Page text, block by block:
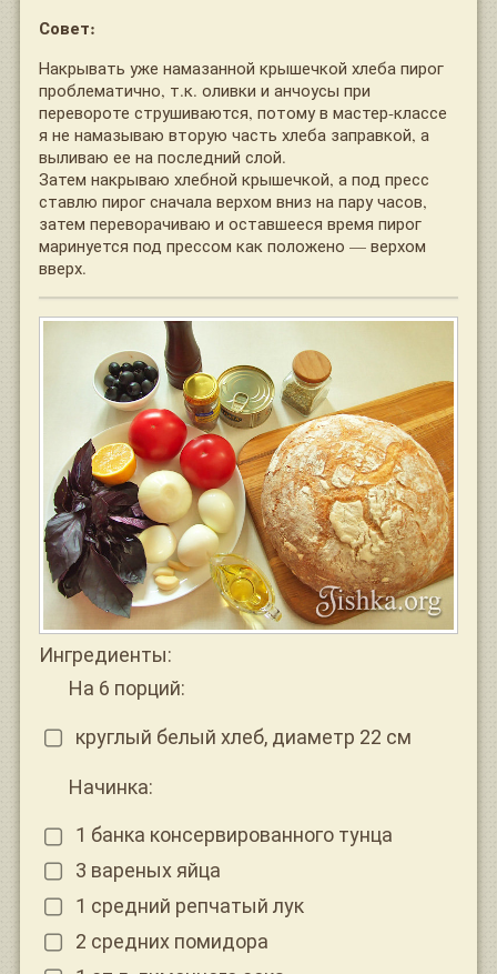
Совет:
Накрывать уже намазанной крышечкой хлеба пирог
проблематично, т.к. оливки и анчоусы при
перевороте струшиваются, потому в мастер-классе
я не намазываю вторую часть хлеба заправкой, а
выливаю ее на последний слой.
Затем накрываю хлебной крышечкой, а под пресс
ставлю пирог сначала верхом вниз на пару часов,
затем переворачиваю и оставшееся время пирог
маринуется под прессом как положено — верхом
вверх.
Ингредиенты:
На 6 порций:
круглый белый хлеб, диаметр 22 см
Начинка:
1 банка консервированного тунца
3 вареных яйца
1 средний репчатый лук
2 средних помидора